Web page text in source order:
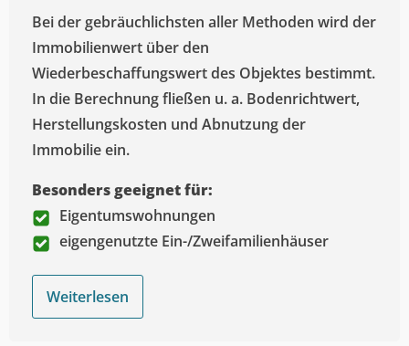
Bei der gebräuchlichsten aller Methoden wird der
Immobilienwert über den
Wiederbeschaffungswert des Objektes bestimmt.
In die Berechnung fließen u. a. Bodenrichtwert,
Herstellungskosten und Abnutzung der
Immobilie ein.
Besonders geeignet für:
Eigentumswohnungen
eigengenutzte Ein-/Zweifamilienhäuser
Weiterlesen